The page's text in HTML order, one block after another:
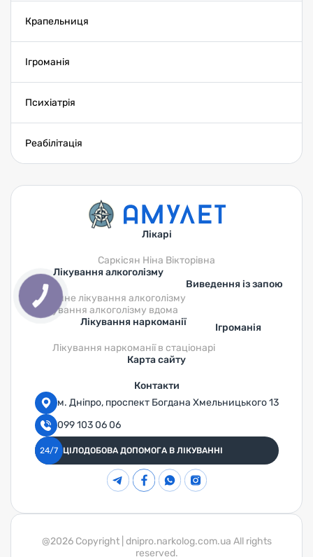
Крапельниця
Ігроманія
Психіатрія
Реабілітація
Лікарі
Саркісян Ніна Вікторівна
Лікування алкоголізму
Анонімне лікування алкоголізму
Лікування алкоголізму вдома
Виведення із запою
Лікування наркоманії
Лікування наркоманії в стаціонарі
Ігроманія
Карта сайту
Контакти
м. Дніпро, проспект Богдана Хмельницького 13
099 103 06 06
24/7 ЦІЛОДОБОВА ДОПОМОГА В ЛІКУВАННІ
@2026 Copyright | dnipro.narkolog.com.ua All rights
reserved.